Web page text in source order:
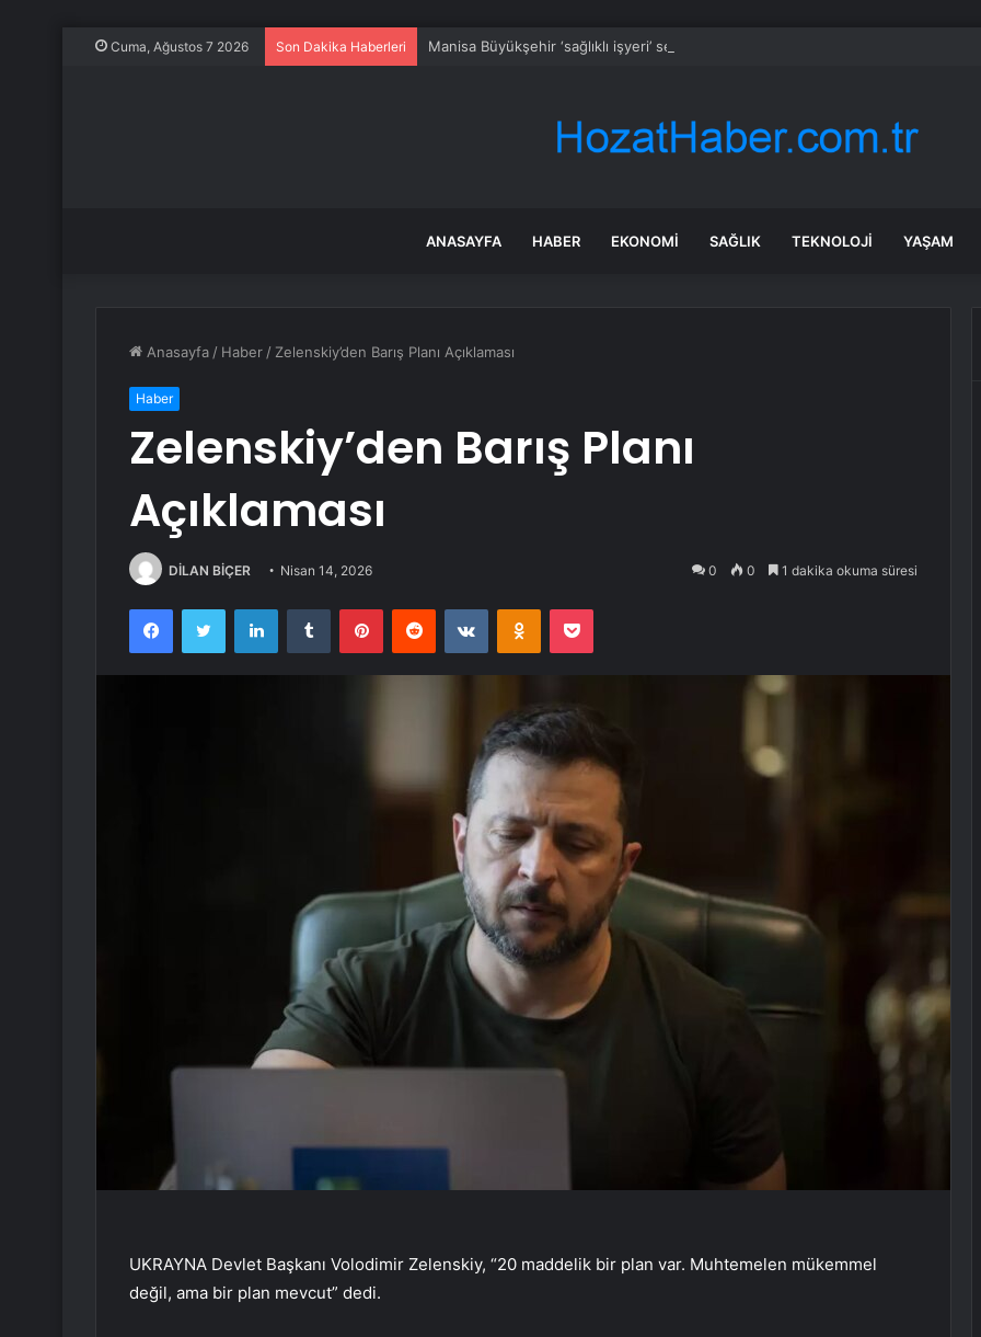
Cuma, Ağustos 7 2026 Son Dakika Haberleri Manisa Büyükşehir ‘sağlıklı işyeri’ sertifikasına kavuştu
ANASAYFA HABER EKONOMI SAĞLIK TEKNOLOJI YAŞAM
Anasayfa / Haber / Zelenskiy’den Barış Planı Açıklaması
Haber
Zelenskiy’den Barış Planı
Açıklaması
DİLAN BİÇER Nisan 14, 2026 0 0 1 dakika okuma süresi
FacebookTwitter LinkedInTumblr PinterestReddit VKontakteOdnoklassniki
Pocket
UKRAYNA Devlet Başkanı Volodimir Zelenskiy, “20 maddelik bir plan var. Muhtemelen mükemmel
değil, ama bir plan mevcut” dedi.